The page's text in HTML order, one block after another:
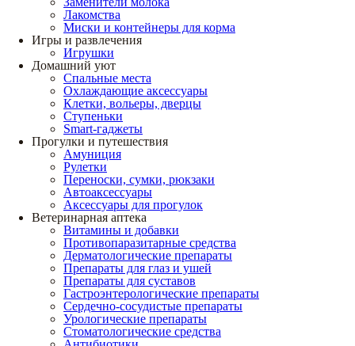
Лакомства
Миски и контейнеры для корма
Игры и развлечения
Игрушки
Домашний уют
Спальные места
Охлаждающие аксессуары
Клетки, вольеры, дверцы
Ступеньки
Smart-гаджеты
Прогулки и путешествия
Амуниция
Рулетки
Переноски, сумки, рюкзаки
Автоаксессуары
Аксессуары для прогулок
Ветеринарная аптека
Витамины и добавки
Противопаразитарные средства
Дерматологические препараты
Препараты для глаз и ушей
Препараты для суставов
Гастроэнтерологические препараты
Сердечно-сосудистые препараты
Урологические препараты
Стоматологические средства